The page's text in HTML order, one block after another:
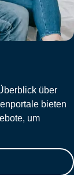
über
bieten
um